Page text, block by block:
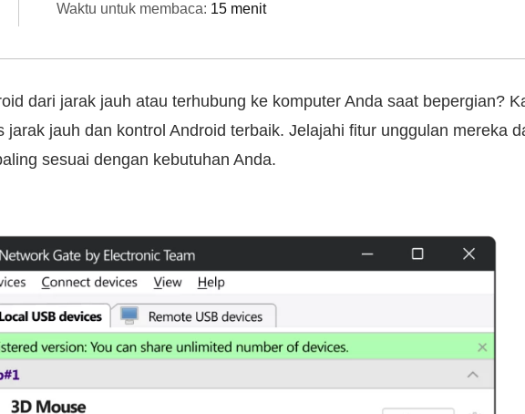
Waktu untuk membaca: 15 menit
dari jarak jauh atau terhubung ke komputer Anda saat bepergian?
jarak jauh dan kontrol Android terbaik. Jelajahi fitur unggulan mereka
sesuai dengan kebutuhan Anda.